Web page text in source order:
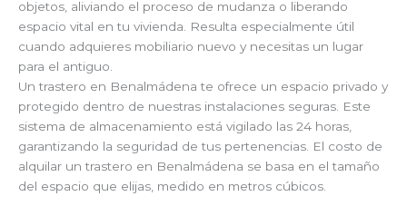
objetos, aliviando el proceso de mudanza o liberando
espacio vital en tu vivienda. Resulta especialmente útil
cuando adquieres mobiliario nuevo y necesitas un lugar
para el antiguo.
Un trastero en Benalmádena te ofrece un espacio privado y
protegido dentro de nuestras instalaciones seguras. Este
sistema de almacenamiento está vigilado las 24 horas,
garantizando la seguridad de tus pertenencias. El costo de
alquilar un trastero en Benalmádena se basa en el tamaño
del espacio que elijas, medido en metros cúbicos.